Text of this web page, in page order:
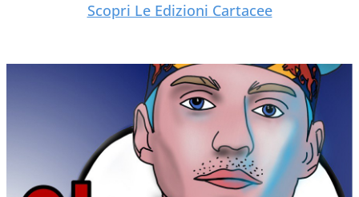
Scopri Le Edizioni Cartacee